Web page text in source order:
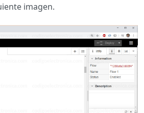
imagen.